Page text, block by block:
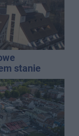
stanie